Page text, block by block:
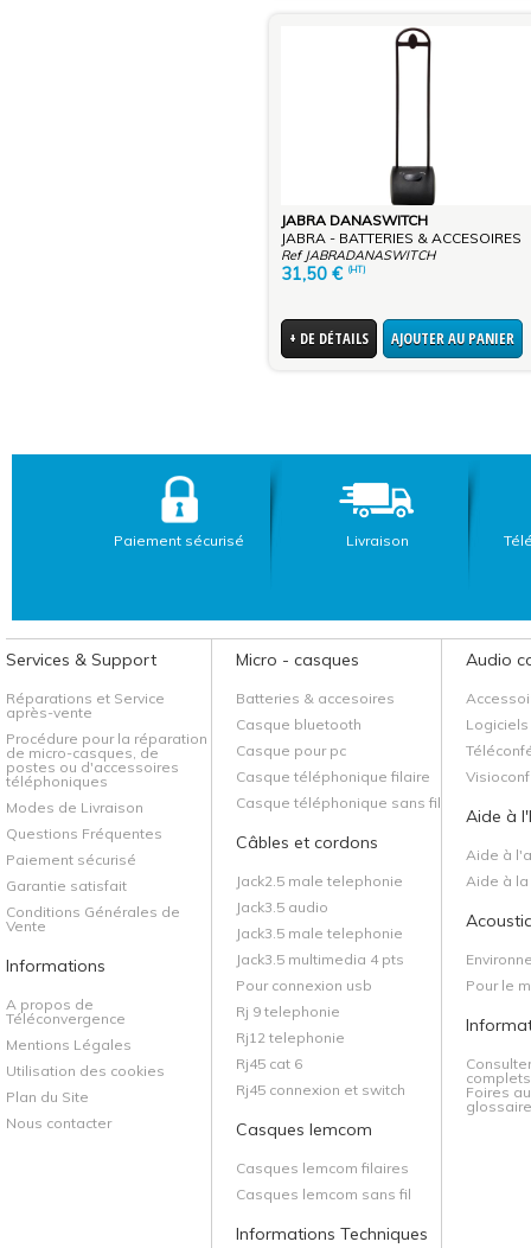
JABRA DANASWITCH
JABRA - BATTERIES & ACCESOIRES
Ref JABRADANASWITCH
31,50 € (HT)
+ DE DÉTAILS AJOUTER AU PANIER
Paiement sécurisé Livraison
Services & Support
Réparations et Service
après-vente
Procédure pour la réparation
de micro-casques, de
postes ou d'accessoires
téléphoniques
Modes de Livraison
Questions Fréquentes
Paiement sécurisé
Garantie satisfait
Conditions Générales de
Vente
Informations
A propos de
Téléconvergence
Mentions Légales
Utilisation des cookies
Plan du Site
Nous contacter
Micro - casques
Batteries & accesoires
Casque bluetooth
Casque pour pc
Casque téléphonique filaire
Casque téléphonique sans fil
Câbles et cordons
Jack2.5 male telephonie
Jack3.5 audio
Jack3.5 male telephonie
Jack3.5 multimedia 4 pts
Pour connexion usb
Rj 9 telephonie
Rj12 telephonie
Rj45 cat 6
Rj45 connexion et switch
Casques lemcom
Casques lemcom filaires
Casques lemcom sans fil
Informations Techniques
Audio
Aide à
Aide à
Aide à
Pour le
Foires